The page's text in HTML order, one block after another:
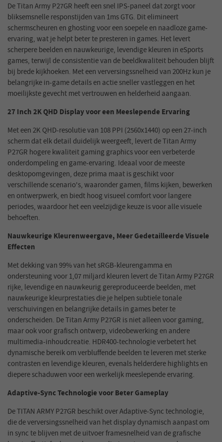
De Titan Army P27GR heeft een snel IPS-paneel dat zorgt voor
bliksemsnelle responstijden van 1ms GTG. Dit elimineert
schermscheuren en ghosting voor een soepele en naadloze game-
ervaring, wat je helpt beter te presteren in games. Het levert
scherpere beelden en nauwkeurige, levendige kleuren in eSports
games, terwijl de consistentie van de beeldkwaliteit behouden blijft
bij brede kijkhoeken. Met een verversingssnelheid van 200Hz kun je
belangrijke in-game details en actie sneller vastleggen en het
moeilijkste gevecht met vertrouwen en helderheid aangaan.
27 Inch 2K QHD Display voor een Meeslepende Ervaring
Met een 2K QHD-resolutie van 108 PPI (2560x1440) op een 27-inch
scherm dat elk detail duidelijk weergeeft, levert de Titan Army
P27GR hogere kwaliteit gaming graphics voor een verbeterde
onderdompeling en game-ervaring. Ideaal voor de meeste
desktopomgevingen, deze prima maat is geschikt voor
verschillende scenario's, waaronder gamen, films kijken, bewerken
en ontwerpwerk, en biedt hoog visueel comfort voor langere
periodes, waardoor het een veelzijdige keuze is voor alle visuele
behoeften.
Nauwkeurige Kleurenweergave, Meer Gedetailleerde Visuele
Effecten
Met dekking van 99% van het sRGB-kleurengamma en
ondersteuning voor 1,07 miljard kleuren levert de Titan Army P27GR
rijke, levendige en nauwkeurig gereproduceerde beelden, met
nauwkeurige kleurprestaties die je helpen subtiele tonale
verschuivingen en belangrijke details in games beter te
onderscheiden. De Titan Army P27GR is niet alleen voor gaming,
maar ook voor grafisch ontwerp, videobewerking en andere
multimedia-inhoudcreatie. HDR400-technologie verbetert het
dynamische bereik om verbluffende beelden te leveren met sterke
contrasten en levendige kleuren, evenals helderdere highlights en
diepere schaduwen voor een werkelijk meeslepende ervaring.
Adaptive-Sync Technologie voor Beter Gameplay
De TITAN ARMY P27GR beschikt over Adaptive-Sync technologie,
die de verversingssnelheid van het display dynamisch aanpast om
in sync te blijven met de uitvoer framesnelheid van de grafische